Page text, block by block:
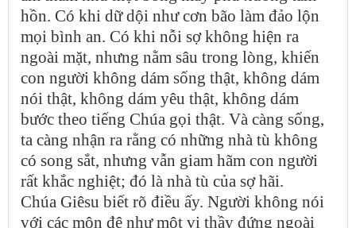
hồn. Có khi dữ dội như cơn bão làm đảo lộn
mọi bình an. Có khi nỗi sợ không hiện ra
ngoài mặt, nhưng nằm sâu trong lòng, khiến
con người không dám sống thật, không dám
nói thật, không dám yêu thật, không dám
bước theo tiếng Chúa gọi thật. Và càng sống,
ta càng nhận ra rằng có những nhà tù không
có song sắt, nhưng vẫn giam hãm con người
rất khắc nghiệt; đó là nhà tù của sợ hãi.
Chúa Giêsu biết rõ điều ấy. Người không nói
với các môn đệ như một vị thầy đứng ngoài